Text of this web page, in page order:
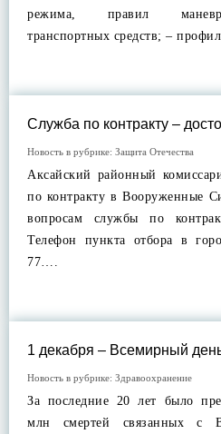
режима, правил
транспортных средств; –
Служба по контракту –
Новость в рубрике: Защита Отечества
Аксайский районный
по контракту в Вооруженные
вопросам службы по
Телефон пункта отбора в
77….
1 декабря – Всемирный
Новость в рубрике: Здравоохранение
За последние 20 лет было
млн смертей связанных с